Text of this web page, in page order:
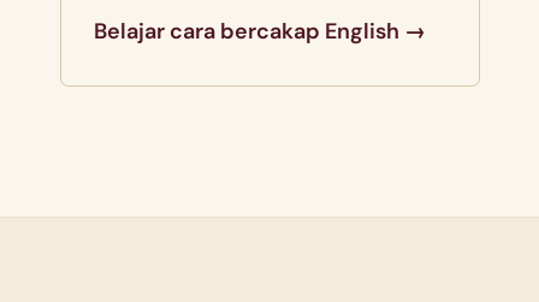
Belajar cara bercakap English →